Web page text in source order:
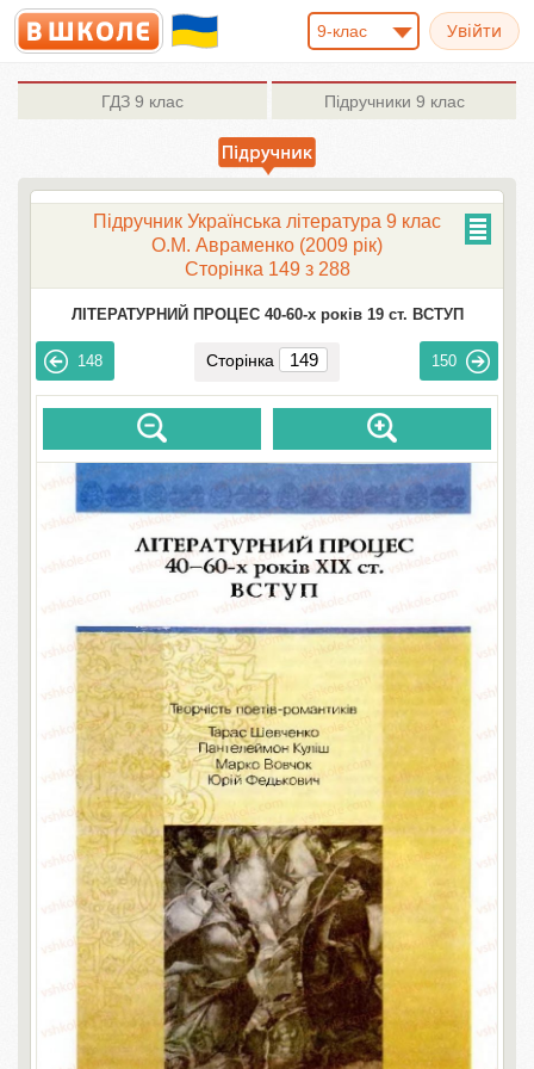
9-клас
ГДЗ 9 клас Підручники 9 клас
Підручник Українська література 9 клас
О.М. Авраменко (2009 рік)
Сторінка 149 з 288
ЛІТЕРАТУРНИЙ ПРОЦЕС 40-60-х років 19 ст. ВСТУП
148 Сторінка 150